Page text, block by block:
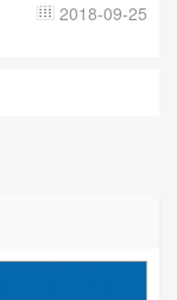
 2018-09-25